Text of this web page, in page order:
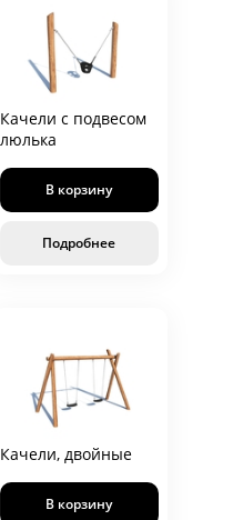
Качели с подвесом
люлька
В корзину
Подробнее
Качели, двойные
В корзину